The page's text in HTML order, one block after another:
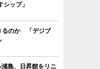
シップ」
るのか 「デジブ
島、日昇館をリニ